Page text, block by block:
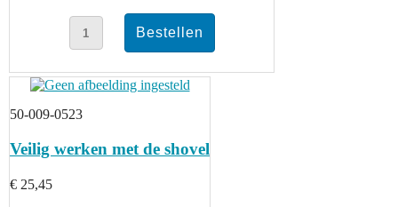
50-009-0523
Veilig werken met de shovel
€ 25,45